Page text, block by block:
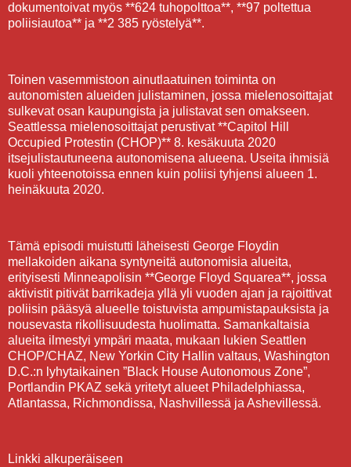
dokumentoivat myös **624 tuhopolttoa**, **97 poltettua
poliisiautoa** ja **2 385 ryöstelyä**.
Toinen vasemmistoon ainutlaatuinen toiminta on
autonomisten alueiden julistaminen, jossa mielenosoittajat
sulkevat osan kaupungista ja julistavat sen omakseen.
Seattlessa mielenosoittajat perustivat **Capitol Hill
Occupied Protestin (CHOP)** 8. kesäkuuta 2020
itsejulistautuneena autonomisena alueena. Useita ihmisiä
kuoli yhteenotoissa ennen kuin poliisi tyhjensi alueen 1.
heinäkuuta 2020.
Tämä episodi muistutti läheisesti George Floydin
mellakoiden aikana syntyneitä autonomisia alueita,
erityisesti Minneapolisin **George Floyd Squarea**, jossa
aktivistit pitivät barrikadeja yllä yli vuoden ajan ja rajoittivat
poliisin pääsyä alueelle toistuvista ampumistapauksista ja
nousevasta rikollisuudesta huolimatta. Samankaltaisia
alueita ilmestyi ympäri maata, mukaan lukien Seattlen
CHOP/CHAZ, New Yorkin City Hallin valtaus, Washington
D.C.:n lyhytaikainen ”Black House Autonomous Zone”,
Portlandin PKAZ sekä yritetyt alueet Philadelphiassa,
Atlantassa, Richmondissa, Nashvillessä ja Ashevillessä.
Linkki alkuperäiseen